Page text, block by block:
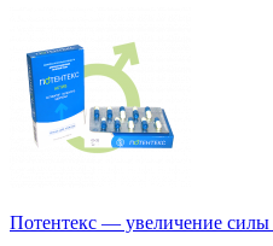
Потентекс — увеличение силы